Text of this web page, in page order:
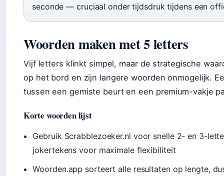
seconde — cruciaal onder tijdsdruk tijdens een
Woorden maken met 5 letters
Vijf letters klinkt simpel, maar de strategische
op het bord en zijn langere woorden onmogelijk.
tussen een gemiste beurt en een premium-vakje
Korte woorden lijst
Gebruik Scrabblezoeker.nl voor snelle 2- en 3-
jokertekens voor maximale flexibiliteit
Woorden.app sorteert alle resultaten op lengte,